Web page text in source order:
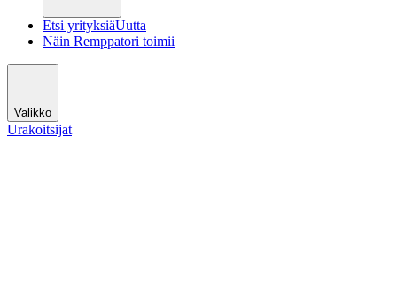
Etsi yrityksiäUutta
Näin Remppatori toimii
Valikko
Urakoitsijat